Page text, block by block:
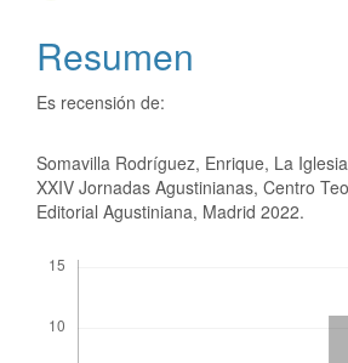
Resumen
Es recensión de:
Somavilla Rodríguez, Enrique, La
XXIV Jornadas Agustinianas, Centro
Editorial Agustiniana, Madrid 2022.